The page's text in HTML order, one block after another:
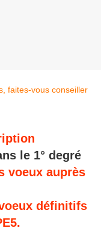
le 1° degré
voeux auprès
définitifs